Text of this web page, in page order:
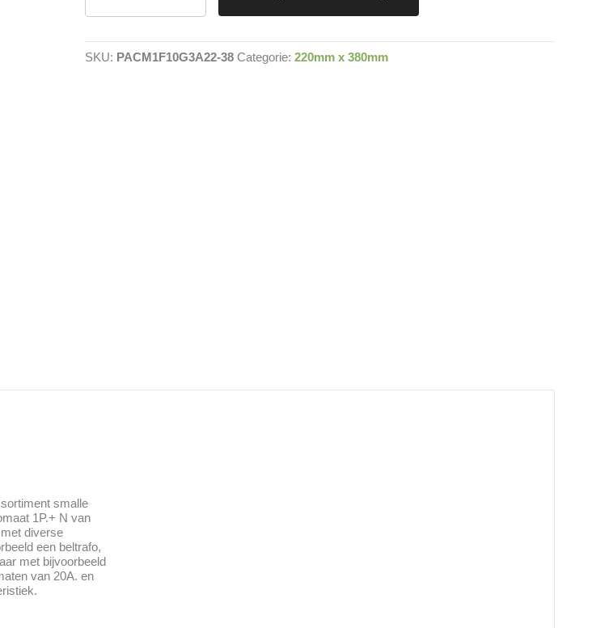
1
groepen
SKU: PACM1F10G3A22-38 Categorie:220mm x 380mm
smalle
1P.+ N van
diverse
een beltrafo,
met bijvoorbeeld
van 20A. en